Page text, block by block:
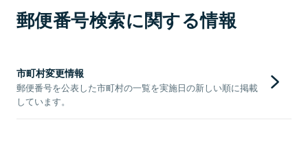
郵便番号検索に関する情報
市町村変更情報
郵便番号を公表した市町村の一覧を実施日の新しい順に掲載
しています。